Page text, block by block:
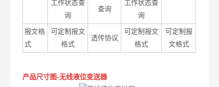
工作状态查
询
查询
工作状态查
询
报文格
式
可定制报文
格式
透传协议
可定制报文
格式
可定制报
文格式
产品尺寸图-无线液位变送器